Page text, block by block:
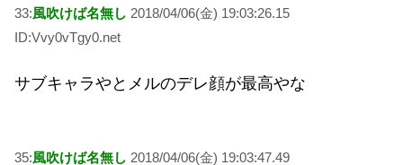
33:風吹けば名無し 2018/04/06(金) 19:03:26.15
ID:Vvy0vTgy0.net
サブキャラやとメルのデレ顔が最高やな
35:風吹けば名無し 2018/04/06(金) 19:03:47.49